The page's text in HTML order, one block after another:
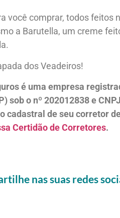
você comprar, todos feitos
a Barutella, um creme
dos Veadeiros!
é uma empresa
sob o nº 202012838 e
cadastral de seu corretor
Certidão de Corretores.
nas suas redes